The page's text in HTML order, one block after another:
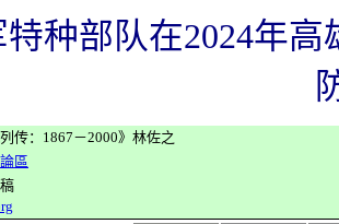
种部队在2024年
传：1867－2000》 林佐之
區